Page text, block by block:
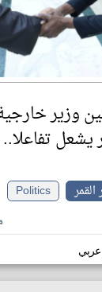
وزير
يشعل
Politics
عربي